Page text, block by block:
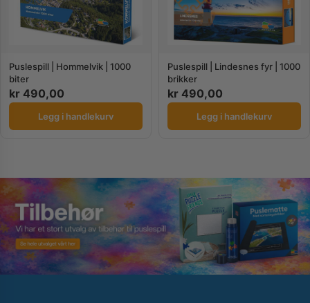
Puslespill | Hommelvik | 1000
biter
kr 490,00
Legg i handlekurv
Puslespill | Lindesnes fyr | 1000
brikker
kr 490,00
Legg i handlekurv